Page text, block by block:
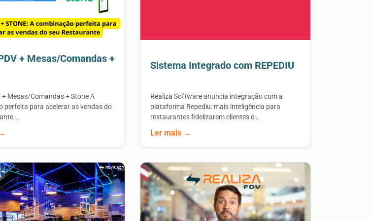
+ Mesas/Comandas +
+ Mesas/Comandas + Stone A
perfeita para acelerar as vendas do
Sistema Integrado com REPEDIU
Realiza Software anuncia integração com a
plataforma Repediu: mais inteligência para
restaurantes fidelizarem clientes e…
Ler mais →